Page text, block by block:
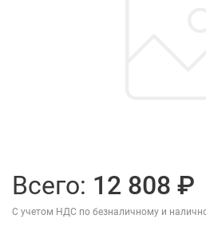
Всего: 12 808 ₽
С учетом НДС по безналичному и